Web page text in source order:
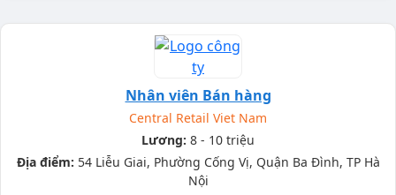
Nhân viên Bán hàng
Central Retail Viet Nam
Lương: 8 - 10 triệu
Địa điểm: 54 Liễu Giai, Phường Cống Vị, Quận Ba Đình, TP Hà
Nội